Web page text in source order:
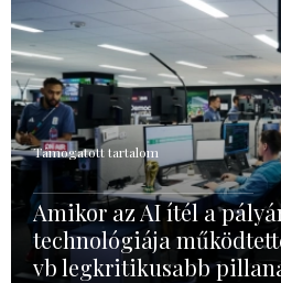
Támogatott tartalom
Amikor az AI ítél a
technológiája
vb legkritikusabb